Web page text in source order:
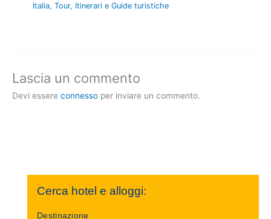
Italia,Tour, Itinerari e Guide turistiche
Lascia un commento
Devi essere connesso per inviare un commento.
Cerca hotel e alloggi:
Destinazione